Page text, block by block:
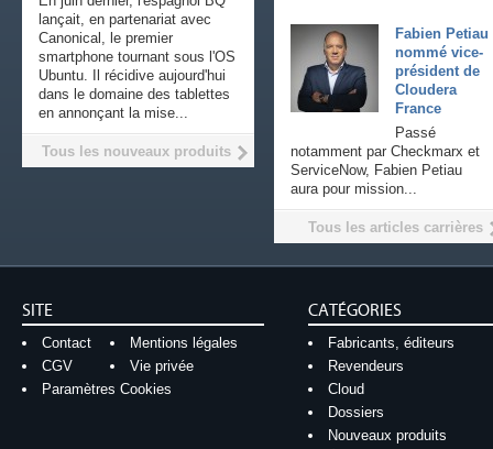
Fabien Petiau
nommé vice-
président de
Cloudera
France
Passé
notamment par Checkmarx et
ServiceNow, Fabien Petiau
aura pour mission...
Tous les articles carrières
lançait, en partenariat avec
Canonical, le premier
smartphone tournant sous l'OS
Ubuntu. Il récidive aujourd'hui
dans le domaine des tablettes
en annonçant la mise...
Tous les nouveaux produits
SITE
Contact
Mentions légales
CGV
Vie privée
Paramètres Cookies
CATÉGORIES
Fabricants, éditeurs
Revendeurs
Cloud
Dossiers
Nouveaux produits